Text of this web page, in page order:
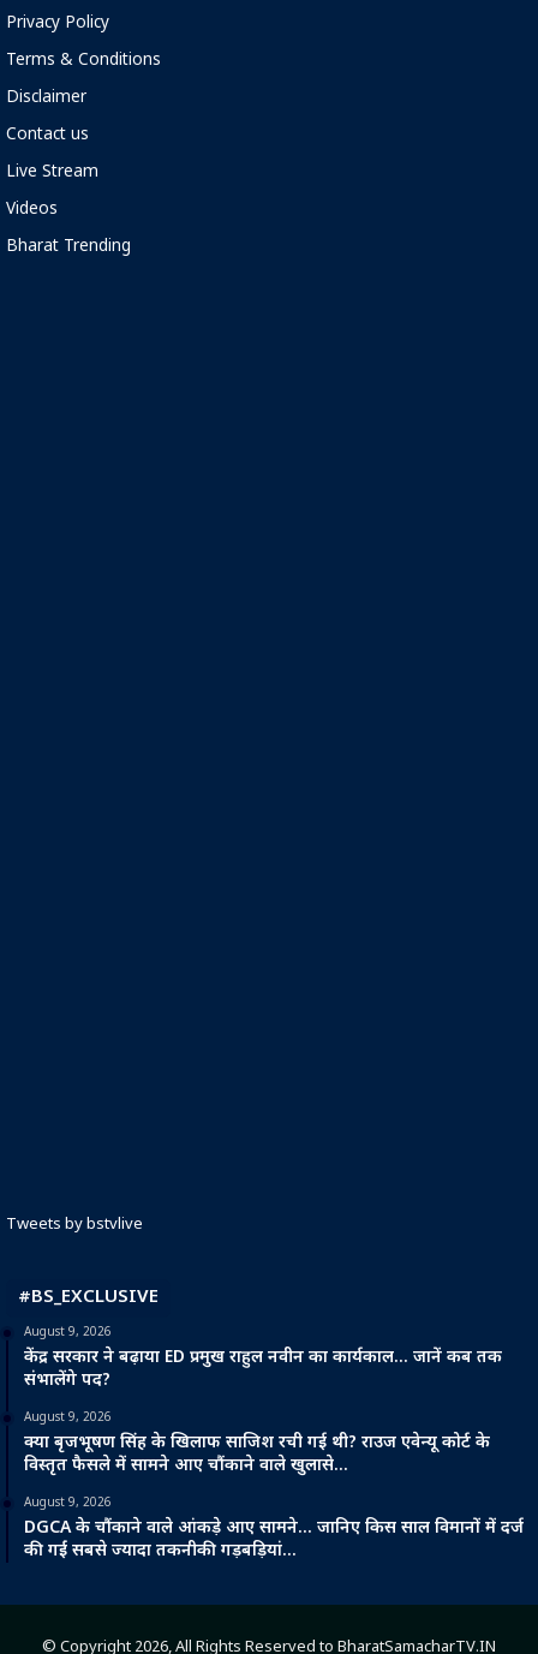
Privacy Policy
Terms & Conditions
Disclaimer
Contact us
Live Stream
Videos
Bharat Trending
Tweets by bstvlive
#BS_EXCLUSIVE
August 9, 2026
केंद्र सरकार ने बढ़ाया ED प्रमुख राहुल नवीन का कार्यकाल… जानें कब तक
संभालेंगे पद?
August 9, 2026
क्या बृजभूषण सिंह के खिलाफ साजिश रची गई थी? राउज एवेन्यू कोर्ट के
विस्तृत फैसले में सामने आए चौंकाने वाले खुलासे…
August 9, 2026
DGCA के चौंकाने वाले आंकड़े आए सामने… जानिए किस साल विमानों में दर्ज
की गईं सबसे ज्यादा तकनीकी गड़बड़ियां…
© Copyright 2026, All Rights Reserved to BharatSamacharTV.IN